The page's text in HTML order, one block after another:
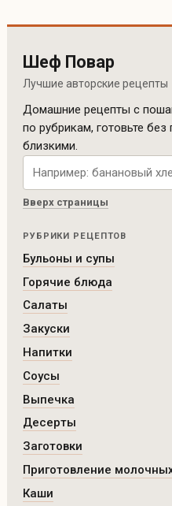
Шеф Повар
Лучшие авторские рецепты
Домашние рецепты с
по рубрикам, готовьте
близкими.
Поиск рецептов по сайту
Вверх страницы
РУБРИКИ РЕЦЕПТОВ
Бульоны и супы
Горячие блюда
Салаты
Закуски
Напитки
Соусы
Выпечка
Десерты
Заготовки
Приготовление
Каши